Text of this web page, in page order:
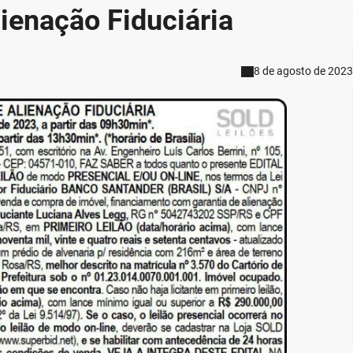
Fiduciária
8 de agosto de 2023